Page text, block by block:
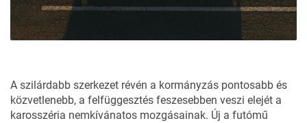
A szilárdabb szerkezet révén a kormányzás pontosabb és
közvetlenebb, a felfüggesztés feszesebben veszi elejét a
karosszéria nemkívánatos mozgásainak. Új a futómű